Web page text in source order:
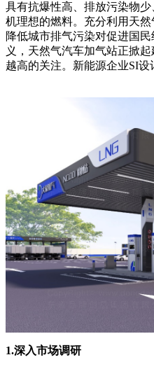
具有抗爆性高、排放污染物
机理想的燃料。充分利用天然
降低城市排气污染对促进国
义，天然气汽车加气站正掀
越高的关注。新能源企业SI设
1.深入市场调研